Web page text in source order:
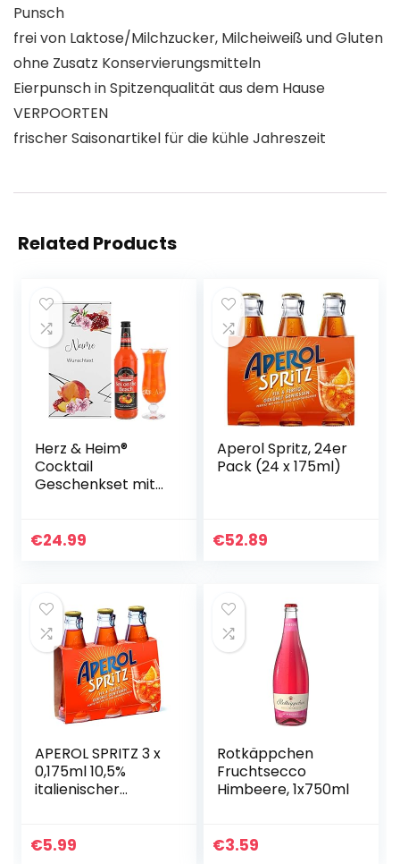
Punsch
frei von Laktose/Milchzucker, Milcheiweiß und Gluten
ohne Zusatz Konservierungsmitteln
Eierpunsch in Spitzenqualität aus dem Hause
VERPOORTEN
frischer Saisonartikel für die kühle Jahreszeit
Related Products
Herz & Heim®
Cocktail
Geschenkset mit
Cocktailglas in
€24.99
Aperol Spritz, 24er
Pack (24 x 175ml)
€52.89
APEROL SPRITZ 3 x
0,175ml 10,5%
italienischer
italienischer
€5.99
Rotkäppchen
Fruchtsecco
Himbeere, 1x750ml
€3.59